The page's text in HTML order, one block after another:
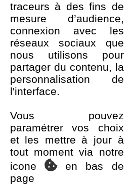
3,97 % Moyen
-1,35 % Bon
7
Par rapport à la Cat
-0,60
traceurs à des fins de
mesure d’audience,
connexion avec les
réseaux sociaux que
nous utilisons pour
partager du contenu, la
personnalisation de
l'interface.
Vous pouvez
paramétrer vos choix
et les mettre à jour à
tout moment via notre
icone
en bas de
page